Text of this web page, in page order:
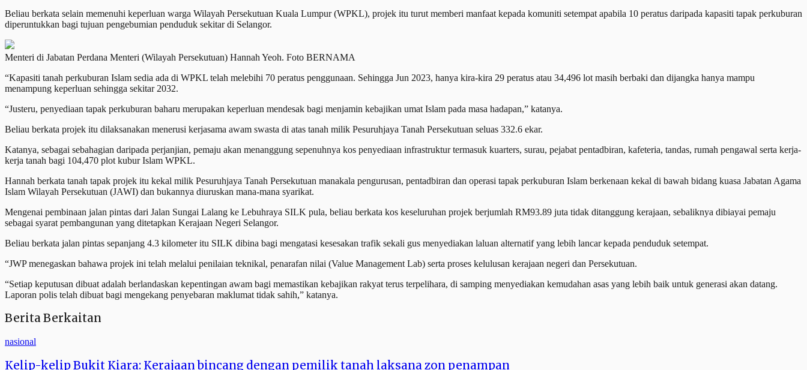
Beliau berkata selain memenuhi keperluan warga Wilayah Persekutuan Kuala Lumpur (WPKL), projek itu turut memberi manfaat kepada komuniti setempat apabila 10 peratus daripada kapasiti tapak perkuburan
diperuntukkan bagi tujuan pengebumian penduduk sekitar di Selangor.
Menteri di Jabatan Perdana Menteri (Wilayah Persekutuan) Hannah Yeoh. Foto BERNAMA
“Kapasiti tanah perkuburan Islam sedia ada di WPKL telah melebihi 70 peratus penggunaan. Sehingga Jun 2023, hanya kira-kira 29 peratus atau 34,496 lot masih berbaki dan dijangka hanya mampu
menampung keperluan sehingga sekitar 2032.
“Justeru, penyediaan tapak perkuburan baharu merupakan keperluan mendesak bagi menjamin kebajikan umat Islam pada masa hadapan,” katanya.
Beliau berkata projek itu dilaksanakan menerusi kerjasama awam swasta di atas tanah milik Pesuruhjaya Tanah Persekutuan seluas 332.6 ekar.
Katanya, sebagai sebahagian daripada perjanjian, pemaju akan menanggung sepenuhnya kos penyediaan infrastruktur termasuk kuarters, surau, pejabat pentadbiran, kafeteria, tandas, rumah pengawal serta kerja-
kerja tanah bagi 104,470 plot kubur Islam WPKL.
Hannah berkata tanah tapak projek itu kekal milik Pesuruhjaya Tanah Persekutuan manakala pengurusan, pentadbiran dan operasi tapak perkuburan Islam berkenaan kekal di bawah bidang kuasa Jabatan Agama
Islam Wilayah Persekutuan (JAWI) dan bukannya diuruskan mana-mana syarikat.
Mengenai pembinaan jalan pintas dari Jalan Sungai Lalang ke Lebuhraya SILK pula, beliau berkata kos keseluruhan projek berjumlah RM93.89 juta tidak ditanggung kerajaan, sebaliknya dibiayai pemaju
sebagai syarat pembangunan yang ditetapkan Kerajaan Negeri Selangor.
Beliau berkata jalan pintas sepanjang 4.3 kilometer itu SILK dibina bagi mengatasi kesesakan trafik sekali gus menyediakan laluan alternatif yang lebih lancar kepada penduduk setempat.
“JWP menegaskan bahawa projek ini telah melalui penilaian teknikal, penarafan nilai (Value Management Lab) serta proses kelulusan kerajaan negeri dan Persekutuan.
“Setiap keputusan dibuat adalah berlandaskan kepentingan awam bagi memastikan kebajikan rakyat terus terpelihara, di samping menyediakan kemudahan asas yang lebih baik untuk generasi akan datang.
Laporan polis telah dibuat bagi mengekang penyebaran maklumat tidak sahih,” katanya.
Berita Berkaitan
nasional
Kelip-kelip Bukit Kiara: Kerajaan bincang dengan pemilik tanah laksana zon penampan